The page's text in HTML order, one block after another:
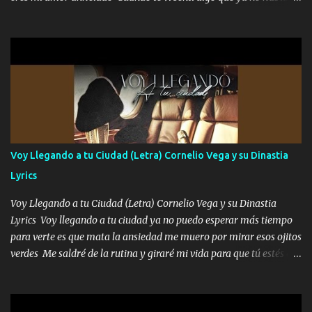
A veces allá en la Perla si no me ve en la Sierra me muevo de aquí
cariño de mi alma Que pa febrero vendré frente a ti con mis
preguntas y digas que sí hacernos novios y verte feliz y muy
contenta como yo por ti Música Pregúntame qué es lo que me
enamora pa describirte unas cuantas horas también pregunta que
quiero contigo que seas dichosa al estar conmigo Y ya borracho
contéstame la llamada pa dedicarte unas bonitas palabras así
borracho me animo a decirte todo y puedo describirlo mucho que
me encantes Decirte que me siento muy feliz y emocionado por
tenerte aquí espero que quiera...
Voy Llegando a tu Ciudad (Letra) Cornelio Vega y su Dinastia
Lyrics
Voy Llegando a tu Ciudad (Letra) Cornelio Vega y su Dinastia
Lyrics Voy llegando a tu ciudad ya no puedo esperar más tiempo
para verte es que mata la ansiedad me muero por mirar esos ojitos
verdes Me saldré de la rutina y giraré mi vida para que tú estés en